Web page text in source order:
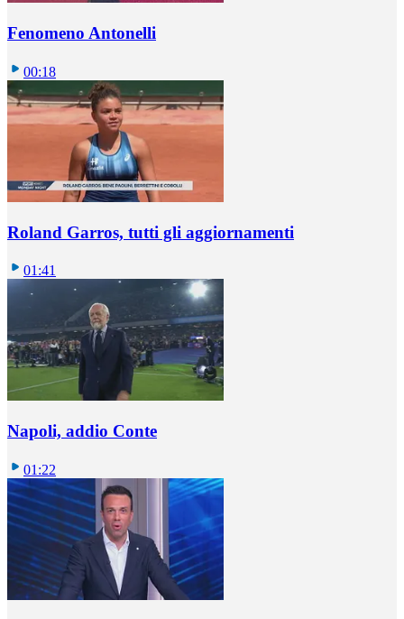
Fenomeno Antonelli
00:18
Roland Garros, tutti gli aggiornamenti
01:41
Napoli, addio Conte
01:22